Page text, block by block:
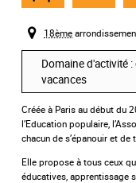
cognitif
mental
18ème
Domaine d'activité
vacances
Créée à Paris au début du
l’Education populaire,
chacun de s’épanouir et
Elle propose à tous ceux
éducatives, apprentissage